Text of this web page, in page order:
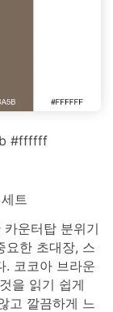
#ffffff
트
운터탑 분위기
요한 초대장, 스
. 코코아 브라운
을 읽기 쉽게
고 깔끔하게 느